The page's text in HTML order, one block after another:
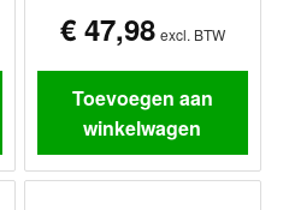
€47,98 excl. BTW
Toevoegen aan
winkelwagen